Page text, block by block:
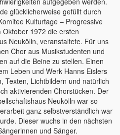
glücklicherweise gefüllt durch
Kulturtage – Progressive
Oktober 1972 die ersten
Neukölln, veranstaltete. Für uns
Chor aus Musikstudenten und
auf die Beine zu stellen. Einen
Leben und Werk Hanns Eislers
Texten, Lichtbildern und natürlich
aktivierenden Chorstücken. Der
Neukölln war so
ganz selbstverständlich war
Dieser wuchs in den nächsten
und Sänger.